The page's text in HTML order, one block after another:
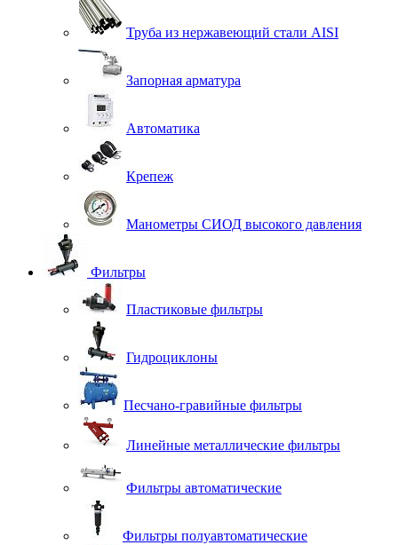
Труба из нержавеющий стали AISI
Запорная арматура
Автоматика
Крепеж
Манометры СИОД высокого давления
Фильтры
Пластиковые фильтры
Гидроциклоны
Песчано-гравийные фильтры
Линейные металлические фильтры
Фильтры автоматические
Фильтры полуавтоматические